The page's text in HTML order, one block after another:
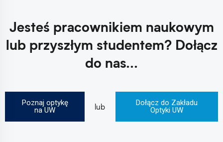
Jesteś pracownikiem naukowym
lub przyszłym studentem?Dołącz
do nas...
Poznaj optykę
na UW
lub
Dołącz do Zakładu
Optyki UW